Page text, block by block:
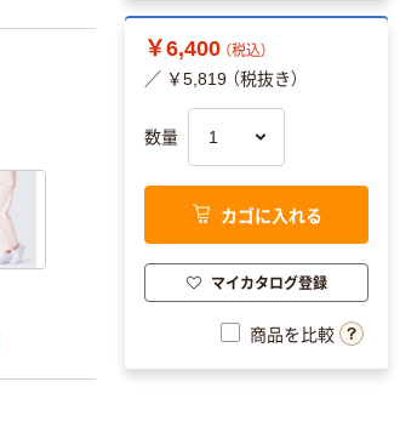
￥6,400 （税込）
／ ￥5,819 （税抜き）
数量
カゴに入れる
マイカタログ登録
商品を比較